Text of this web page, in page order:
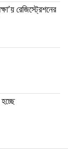
রেজিস্ট্রেশনের